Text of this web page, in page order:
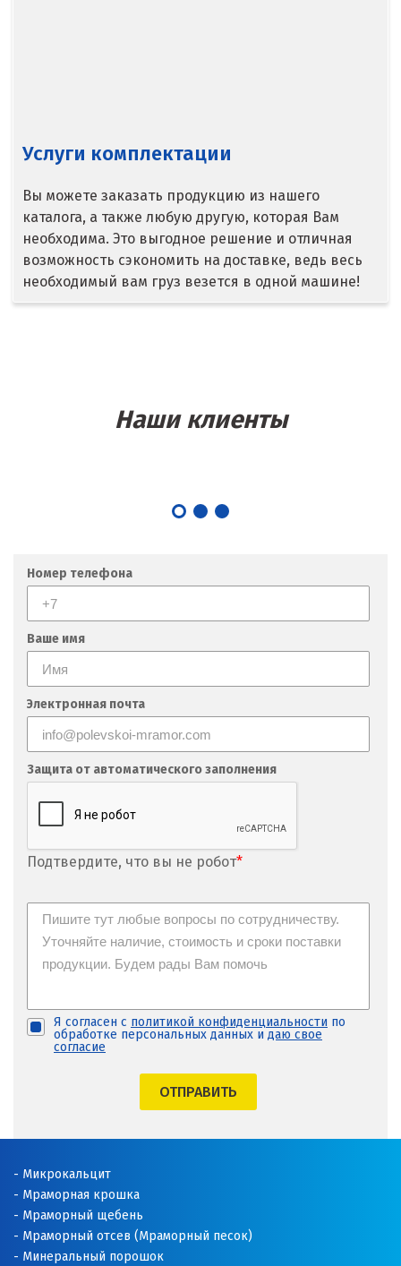
Красногорск
Краснодар
Краснотурьинск
Красноуфимск
Красноярск
Липецк
Лобня
Лыткарино
Люберцы
М
Магнитогорск
Махачкала
Мегион
Медведевка
Москва
Н
Наро-Фоминск
Невьянск
Нефтеюганск
Нижневартовск
Услуги комплектации
Вы можете заказать продукцию из нашего
каталога, а также любую другую, которая Вам
необходима. Это выгодное решение и отличная
возможность сэкономить на доставке, ведь весь
необходимый вам груз везется в одной машине!
Наши клиенты
Номер телефона
Ваше имя
Электронная почта
Защита от автоматического заполнения
Подтвердите, что вы не робот*
Я согласен с политикой конфиденциальности по
обработке персональных данных и даю свое
согласие
ОТПРАВИТЬ
Микрокальцит
Мраморная крошка
Мраморный щебень
Мраморный отсев (Мраморный песок)
Минеральный порошок